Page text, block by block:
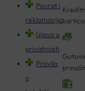
Povrat i
reklamacija
Izjava o
privatnosti
Pravila
o